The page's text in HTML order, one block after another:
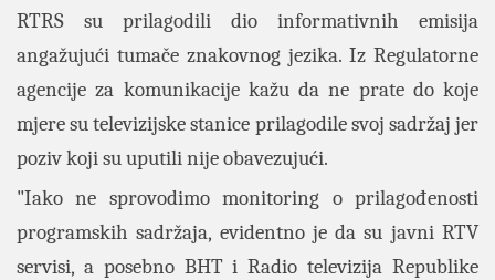
RTRS su prilagodili dio informativnih emisija
angažujući tumače znakovnog jezika. Iz Regulatorne
agencije za komunikacije kažu da ne prate do koje
mjere su televizijske stanice prilagodile svoj sadržaj jer
poziv koji su uputili nije obavezujući.
"Iako ne sprovodimo monitoring o prilagođenosti
programskih sadržaja, evidentno je da su javni RTV
servisi, a posebno BHT i Radio televizija Republike